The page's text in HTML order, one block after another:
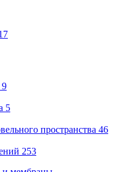
9
5
пространства 46
253